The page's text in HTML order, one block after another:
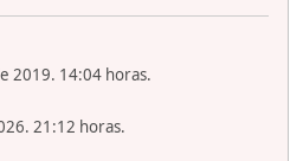
2019. 14:04 horas.
21:12 horas.